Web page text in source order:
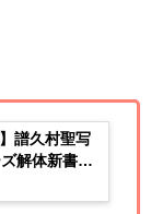
譜久村聖写
解体新書」